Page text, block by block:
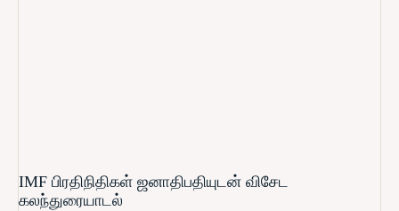
IMF பிரதிநிதிகள் ஜனாதிபதியுடன் விசேட
கலந்துரையாடல்